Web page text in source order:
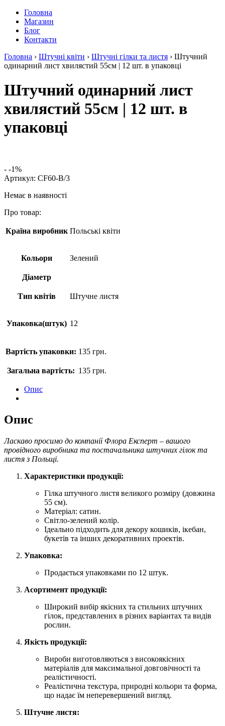
Головна
Магазин
Блог
Контакти
Головна › Штучні квіти › Штучні гілки та листя › Штучний
одинарний лист хвилястий 55см | 12 шт. в упаковці
Штучний одинарний лист
хвилястий 55см | 12 шт. в
упаковці
- -1%
Артикул: CF60-B/3
Немає в наявності
Про товар:
Країна виробник Польські квіти
Кольори Зелений
Діаметр
Тип квітів Штучне листя
Упаковка(штук) 12
Вартість упаковки: 135 грн.
Загальна вартість: 135 грн.
Опис
Опис
Ласкаво просимо до компанії Флора Експерт – вашого
провідного виробника та постачальника штучних гілок та
листя з Польщі.
Характеристики продукції:
Гілка штучного листя великого розміру (довжина
55 см).
Матеріал: сатин.
Світло-зелений колір.
Ідеально підходить для декору кошиків, ікебан,
букетів та інших декоративних проектів.
Упаковка:
Продається упаковками по 12 штук.
Асортимент продукції:
Широкий вибір якісних та стильних штучних
гілок, представлених в різних варіантах та видів
рослин.
Якість продукції:
Вироби виготовляються з високоякісних
матеріалів для максимальної довговічності та
реалістичності.
Реалістична текстура, природні кольори та форма,
що надає їм неперевершений вигляд.
Штучне листя: